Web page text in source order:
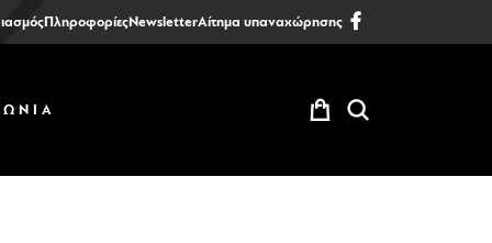
ΠληροφορίεςNewsletterΑίτημα υπαναχώρησης